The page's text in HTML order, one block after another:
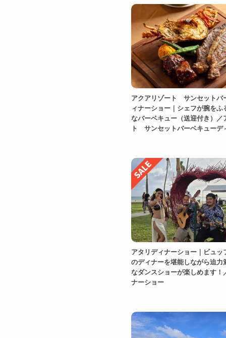
アクアリゾート サンセットバ
ィナーショー｜シェフが腕をふ
なバーベキュー（送迎付き）／
ト サンセットバーベキューデ
アタリディナーショー｜ビュッ
のディナーを堪能しながら迫力
なダンスショーが楽しめます！
ナーショー